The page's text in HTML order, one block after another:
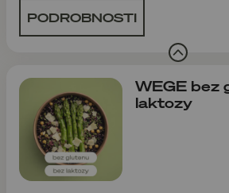
PODROBNOSTI
WEGE bez
laktozy